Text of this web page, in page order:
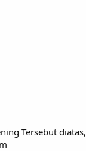
Tersebut diatas,